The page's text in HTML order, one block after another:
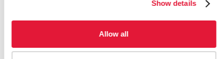
Show details
Allow all